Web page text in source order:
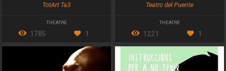
TotArt Ta3
THEATRE
1785 1
Teatro del Puente
THEATRE
1221 1